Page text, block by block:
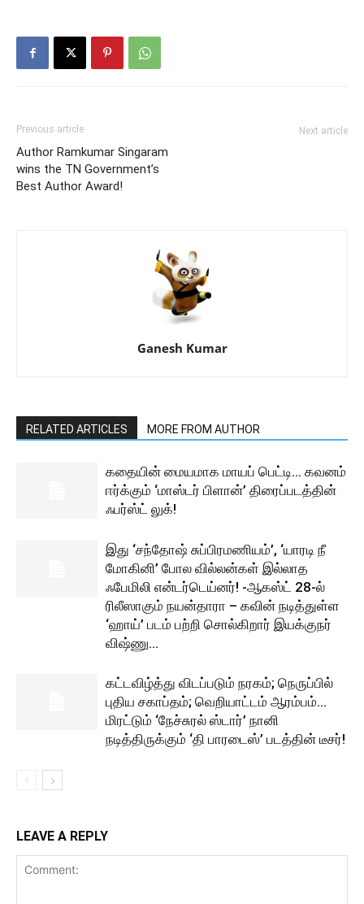
Previous article
Author Ramkumar Singaram
wins the TN Government’s
Best Author Award!
Next article
Ganesh Kumar
RELATED ARTICLES MORE FROM AUTHOR
கதையின் மையமாக மாயப் பெட்டி… கவனம்
ஈர்க்கும் ‘மாஸ்டர் பிளான்’ திரைப்படத்தின்
ஃபர்ஸ்ட் லுக்!
இது ‘சந்தோஷ் சுப்பிரமணியம்’, ‘யாரடி நீ
மோகினி’ போல வில்லன்கள் இல்லாத
ஃபேமிலி என்டர்டெய்னர்! -ஆகஸ்ட் 28-ல்
ரிலீஸாகும் நயன்தாரா – கவின் நடித்துள்ள
‘ஹாய்’ படம் பற்றி சொல்கிறார் இயக்குநர்
விஷ்ணு...
கட்டவிழ்த்து விடப்படும் நரகம்; நெருப்பில்
புதிய சகாப்தம்; வெறியாட்டம் ஆரம்பம்…
மிரட்டும் ‘நேச்சுரல் ஸ்டார்’ நானி
நடித்திருக்கும் ‘தி பாரடைஸ்’ படத்தின் டீசர்!
LEAVE A REPLY